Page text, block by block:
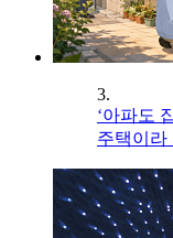
3.
‘아파도
주택이라